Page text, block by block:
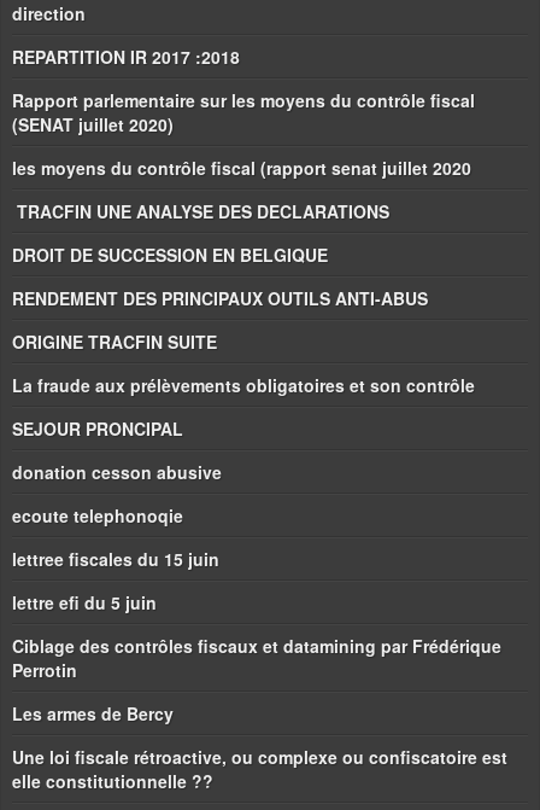
direction
REPARTITION IR 2017 :2018
Rapport parlementaire sur les moyens du contrôle fiscal
(SENAT juillet 2020)
les moyens du contrôle fiscal (rapport senat juillet 2020
TRACFIN UNE ANALYSE DES DECLARATIONS
DROIT DE SUCCESSION EN BELGIQUE
RENDEMENT DES PRINCIPAUX OUTILS ANTI-ABUS
ORIGINE TRACFIN SUITE
La fraude aux prélèvements obligatoires et son contrôle
SEJOUR PRONCIPAL
donation cesson abusive
ecoute telephonoqie
lettree fiscales du 15 juin
lettre efi du 5 juin
Ciblage des contrôles fiscaux et datamining par Frédérique
Perrotin
Les armes de Bercy
Une loi fiscale rétroactive, ou complexe ou confiscatoire est
elle constitutionnelle ??